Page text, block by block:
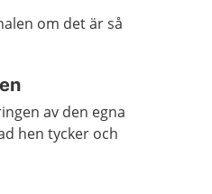
om det är så
av den egna
hen tycker och